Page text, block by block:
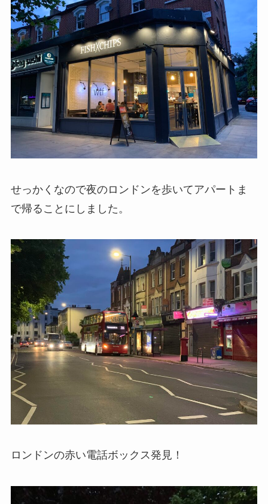
せっかくなので夜のロンドンを歩いてアパートま
で帰ることにしました。
ロンドンの赤い電話ボックス発見！